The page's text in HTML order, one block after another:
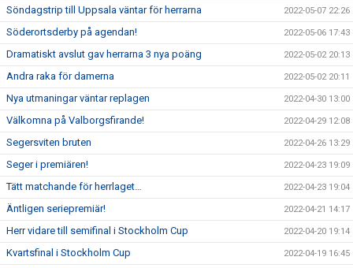
Söndagstrip till Uppsala väntar för herrarna 2022-05-07 22:26
Söderortsderby på agendan! 2022-05-06 17:43
Dramatiskt avslut gav herrarna 3 nya poäng 2022-05-02 20:13
Andra raka för damerna 2022-05-02 20:11
Nya utmaningar väntar replagen 2022-04-30 13:00
Välkomna på Valborgsfirande! 2022-04-29 12:08
Segersviten bruten 2022-04-26 13:29
Seger i premiären! 2022-04-23 19:09
Tätt matchande för herrlaget… 2022-04-23 19:04
Äntligen seriepremiär! 2022-04-21 14:17
Herr vidare till semifinal i Stockholm Cup 2022-04-20 19:14
Kvartsfinal i Stockholm Cup 2022-04-19 16:45